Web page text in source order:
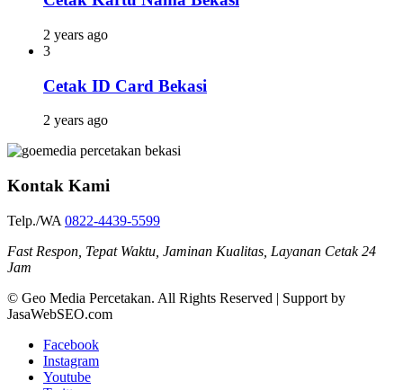
2 years ago
3
Cetak ID Card Bekasi
2 years ago
Kontak Kami
Telp./WA 0822-4439-5599
Fast Respon, Tepat Waktu, Jaminan Kualitas, Layanan Cetak 24
Jam
© Geo Media Percetakan. All Rights Reserved | Support by
JasaWebSEO.com
Facebook
Instagram
Youtube